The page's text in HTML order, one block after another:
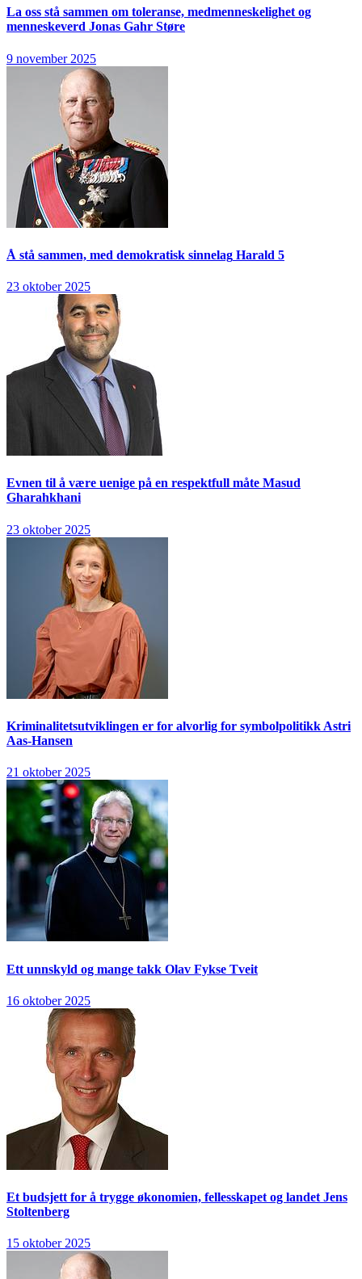
La oss stå sammen om toleranse, medmenneskelighet og
menneskeverd Jonas Gahr Støre
9 november 2025
Å stå sammen, med demokratisk sinnelag Harald 5
23 oktober 2025
Evnen til å være uenige på en respektfull måte Masud
Gharahkhani
23 oktober 2025
Kriminalitetsutviklingen er for alvorlig for symbolpolitikk Astri
Aas-Hansen
21 oktober 2025
Ett unnskyld og mange takk Olav Fykse Tveit
16 oktober 2025
Et budsjett for å trygge økonomien, fellesskapet og landet Jens
Stoltenberg
15 oktober 2025